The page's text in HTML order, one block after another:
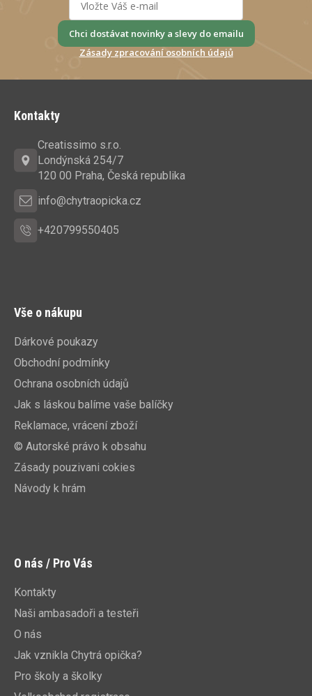
Chci dostávat novinky a slevy do emailu
Zásady zpracování osobních údajů
Kontakty
Creatissimo s.r.o.
Londýnská 254/7
120 00 Praha, Česká republika
info@chytraopicka.cz
+420799550405
Vše o nákupu
Dárkové poukazy
Obchodní podmínky
Ochrana osobních údajů
Jak s láskou balíme vaše balíčky
Reklamace, vrácení zboží
© Autorské právo k obsahu
Zásady pouzivani cokies
Návody k hrám
O nás / Pro Vás
Kontakty
Naši ambasadoři a testeři
O nás
Jak vznikla Chytrá opička?
Pro školy a školky